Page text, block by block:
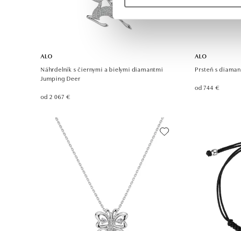
ALO
Náhrdelník s čiernymi a bielymi diamantmi
Jumping Deer
od 2 067 €
ALO
Prsteň s
od 744 €